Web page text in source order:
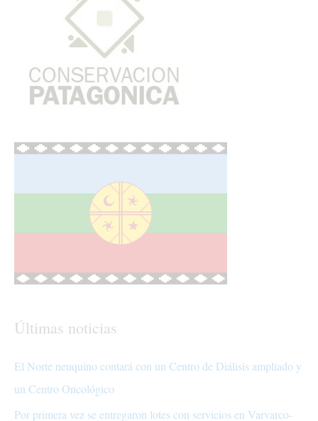
Últimas noticias
El Norte neuquino contará con un Centro de Diálisis ampliado y
un Centro Oncológico
Por primera vez se entregaron lotes con servicios en Varvarco-